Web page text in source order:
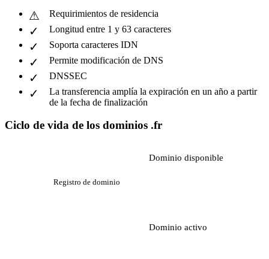
Requirimientos de residencia
Longitud entre 1 y 63 caracteres
Soporta caracteres IDN
Permite modificación de DNS
DNSSEC
La transferencia amplía la expiración en un año a partir
de la fecha de finalización
Ciclo de vida de los dominios .fr
Dominio disponible
Registro de dominio
Dominio activo